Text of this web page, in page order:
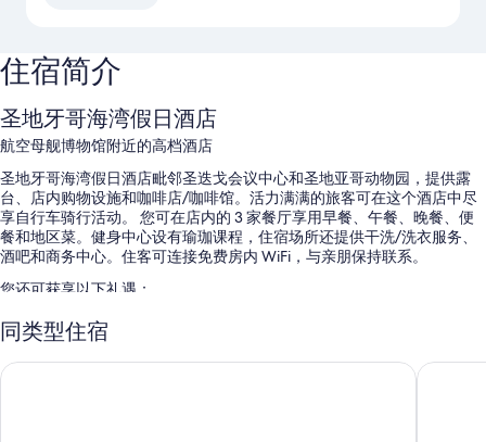
住宿简介
圣地牙哥海湾假日酒店
航空母舰博物馆附近的高档酒店
圣地牙哥海湾假日酒店毗邻圣迭戈会议中心和圣地亚哥动物园，提供露
台、店内购物设施和咖啡店/咖啡馆。活力满满的旅客可在这个酒店中尽
享自行车骑行活动。 您可在店内的 3 家餐厅享用早餐、午餐、晚餐、便
餐和地区菜。健身中心设有瑜珈课程，住宿场所还提供干洗/洗衣服务、
酒吧和商务中心。住客可连接免费房内 WiFi，与亲朋保持联系。
您还可获享以下礼遇：
室外游泳池配备日光浴躺椅
同类型住宿
圣迭戈 - 市中心希尔顿欢朋酒店